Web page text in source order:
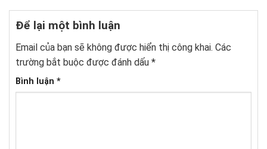
Để lại một bình luận
Email của bạn sẽ không được hiển thị công khai. Các
trường bắt buộc được đánh dấu *
Bình luận *